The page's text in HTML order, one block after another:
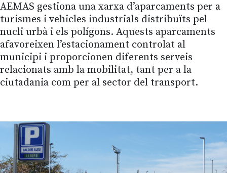
AEMAS gestiona una xarxa d’aparcaments per a
turismes i vehicles industrials distribuïts pel
nucli urbà i els polígons. Aquests aparcaments
afavoreixen l’estacionament controlat al
municipi i proporcionen diferents serveis
relacionats amb la mobilitat, tant per a la
ciutadania com per al sector del transport.